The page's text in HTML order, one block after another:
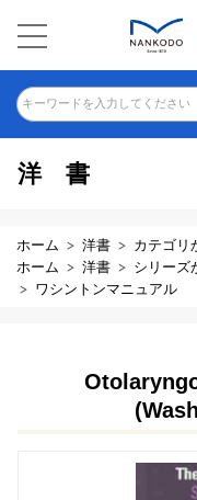
キーワードを入力してください
洋書
ホーム 洋書 カテゴリ
ホーム
洋書 シリーズ
ワシントンマニュアル